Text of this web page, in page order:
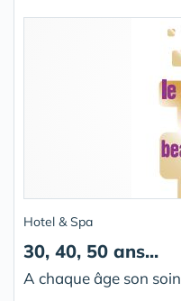
Hotel & Spa
30, 40, 50 ans...
A chaque âge son